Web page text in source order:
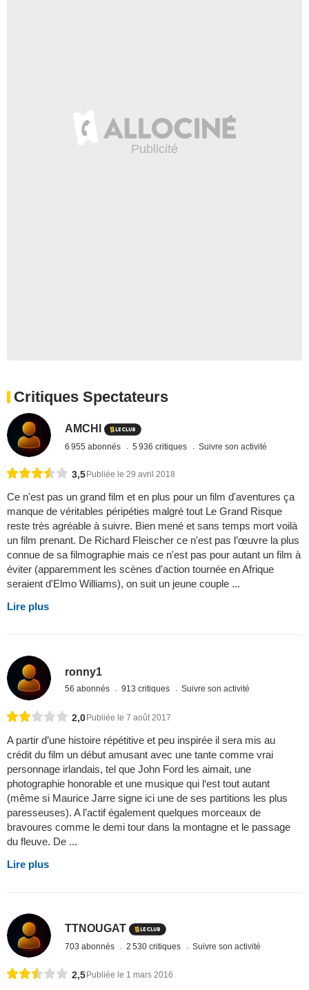
Critiques Spectateurs
AMCHI
6 955 abonnés 5 936 critiques Suivre son activité
3,5 Publiée le 29 avril 2018
Ce n'est pas un grand film et en plus pour un film d'aventures ça
manque de véritables péripéties malgré tout Le Grand Risque
reste très agréable à suivre. Bien mené et sans temps mort voilà
un film prenant. De Richard Fleischer ce n'est pas l’œuvre la plus
connue de sa filmographie mais ce n'est pas pour autant un film à
éviter (apparemment les scènes d'action tournée en Afrique
seraient d'Elmo Williams), on suit un jeune couple ...
Lire plus
ronny1
56 abonnés 913 critiques Suivre son activité
2,0Publiée le 7 août 2017
A partir d’une histoire répétitive et peu inspirée il sera mis au
crédit du film un début amusant avec une tante comme vrai
personnage irlandais, tel que John Ford les aimait, une
photographie honorable et une musique qui l‘est tout autant
(même si Maurice Jarre signe ici une de ses partitions les plus
paresseuses). A l’actif également quelques morceaux de
bravoures comme le demi tour dans la montagne et le passage
du fleuve. De ...
Lire plus
TTNOUGAT
703 abonnés 2 530 critiques Suivre son activité
2,5Publiée le 1 mars 2016